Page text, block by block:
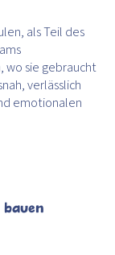
als Teil des
wo sie gebraucht
verlässlich
emotionalen